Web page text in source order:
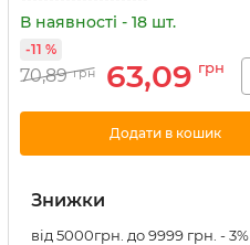
В наявності - 18 шт.
70,89 грн 63,09 грн
-11 %
Додати в кошик
Знижки
від 5000грн. до 9999 грн. - 3%